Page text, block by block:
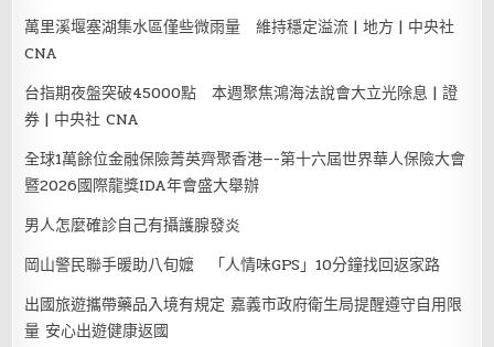
萬里溪堰塞湖集水區僅些微雨量 維持穩定溢流 | 地方 | 中央社
CNA
台指期夜盤突破45000點 本週聚焦鴻海法說會大立光除息 | 證
券 | 中央社 CNA
全球1萬餘位金融保險菁英齊聚香港—-第十六屆世界華人保險大會
暨2026國際龍獎IDA年會盛大舉辦
男人怎麼確診自己有攝護腺發炎
岡山警民聯手暖助八旬嬤 「人情味GPS」10分鐘找回返家路
出國旅遊攜帶藥品入境有規定 嘉義市政府衛生局提醒遵守自用限
量 安心出遊健康返國